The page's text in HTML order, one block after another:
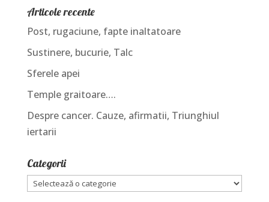
Articole recente
Post, rugaciune, fapte inaltatoare
Sustinere, bucurie, Talc
Sferele apei
Temple graitoare….
Despre cancer. Cauze, afirmatii, Triunghiul
iertarii
Categorii
Categorii